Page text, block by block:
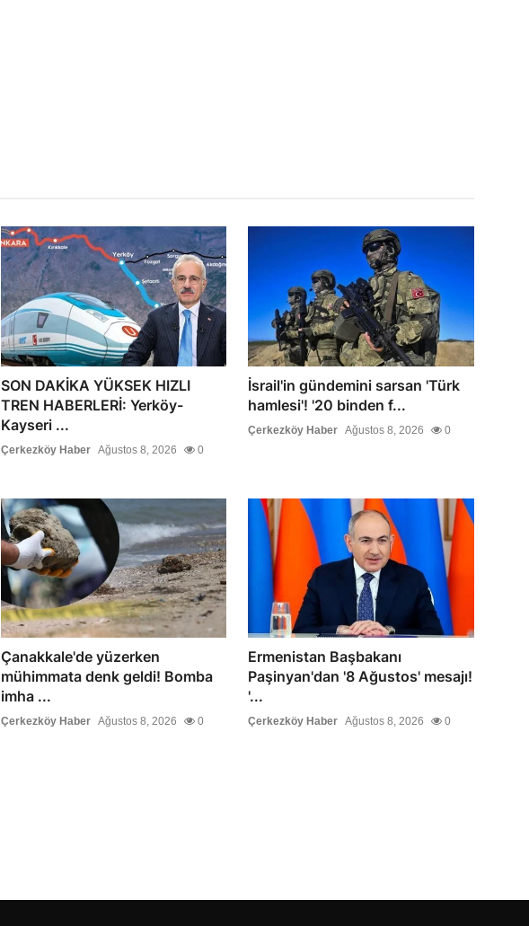
SON DAKİKA YÜKSEK HIZLI
TREN HABERLERİ: Yerköy-
Kayseri ...
Çerkezköy Haber Ağustos 8, 2026 0
İsrail'in gündemini sarsan 'Türk
hamlesi'! '20 binden f...
Çerkezköy Haber Ağustos 8, 2026 0
Çanakkale'de yüzerken
mühimmata denk geldi! Bomba
imha ...
Çerkezköy Haber Ağustos 8, 2026 0
Ermenistan Başbakanı
Paşinyan'dan '8 Ağustos' mesajı!
'...
Çerkezköy Haber Ağustos 8, 2026 0